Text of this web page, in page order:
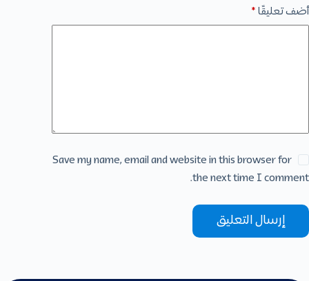
أضف تعليقًا*
Save my name, email and website in this browser for
the next time I comment.
إرسال التعليق